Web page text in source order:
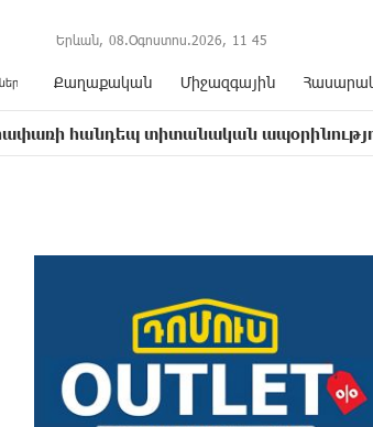
Երևան, 08.Օգոստոս.2026, 11 45
Քաղաքական Միջազգային
տիտանական ապօրինություն կա,